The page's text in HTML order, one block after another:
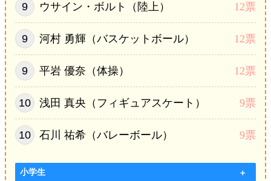
ウサイン・ボルト（陸上） 12票
河村 勇輝（バスケットボール） 12票
平岩 優奈（体操） 12票
浅田 真央（フィギュアスケート） 9票
石川 祐希（バレーボール） 9票
小学生